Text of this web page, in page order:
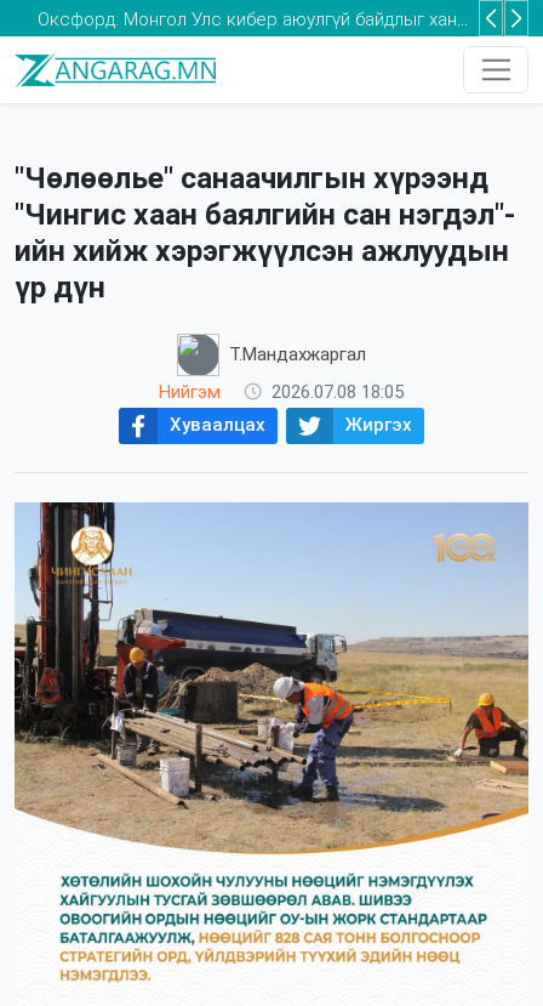
Та 2-5 насны хүүхдээ томуугийн эсрэг дархлаажуулалтад хамруулаарай
"Чөлөөлье" санаачилгын хүрээнд
"Чингис хаан баялгийн сан нэгдэл"-
ийн хийж хэрэгжүүлсэн ажлуудын
үр дүн
Т.Мандахжаргал
Нийгэм
2026.07.08 18:05
Хуваалцах
Жиргэх